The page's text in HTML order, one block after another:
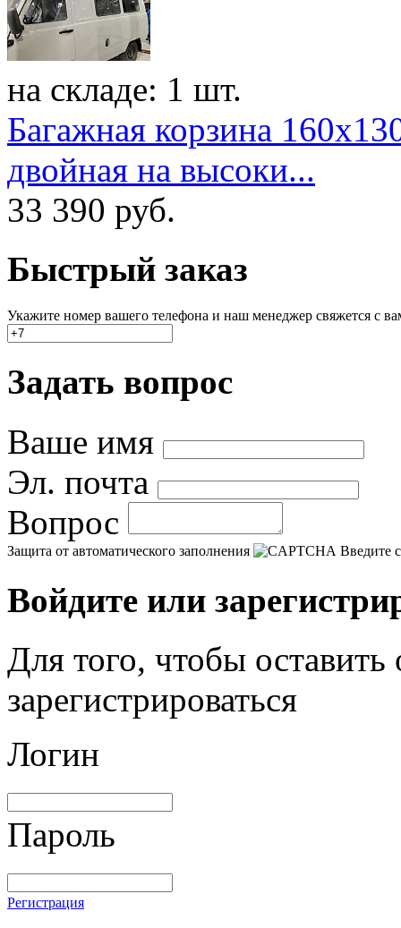
на складе: 1 шт.
Багажная корзина
двойная на высоки...
33 390 руб.
Быстрый заказ
Укажите номер вашего телефона и наш менеджер свяжется с
Задать вопрос
Ваше имя
Эл. почта
Вопрос
Защита от автоматического заполнения Введите
Войдите или
Для того, чтобы
зарегистрироваться
Логин
Пароль
Регистрация